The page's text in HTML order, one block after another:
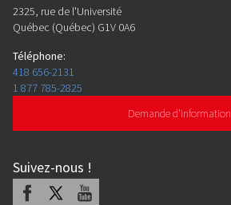
2325, rue de l'Université
Québec (Québec) G1V 0A6
Téléphone:
418 656-2131
1 877 785-2825
Demande d'information
Suivez-nous !
Facebook Youtube